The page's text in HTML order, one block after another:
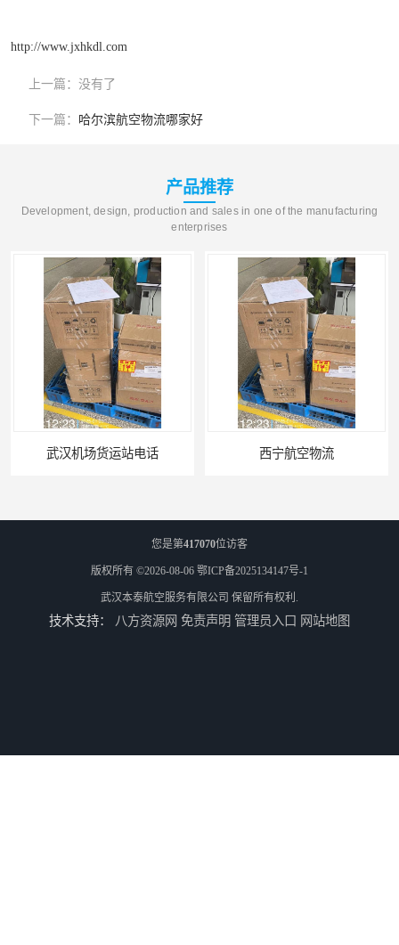
http://www.jxhkdl.com
上一篇： 没有了
下一篇： 哈尔滨航空物流哪家好
产品推荐
Development, design, production and sales in one of the manufacturing
enterprises
西宁航空物流 航空快递当天能到吗
您是第417070位访客
版权所有 ©2026-08-06 鄂ICP备2025134147号-1
武汉本泰航空服务有限公司 保留所有权利.
技术支持： 八方资源网 免责声明 管理员入口 网站地图